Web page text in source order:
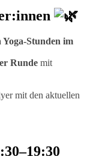
Yoga-Stunden im
Runde mit
mit den aktuellen